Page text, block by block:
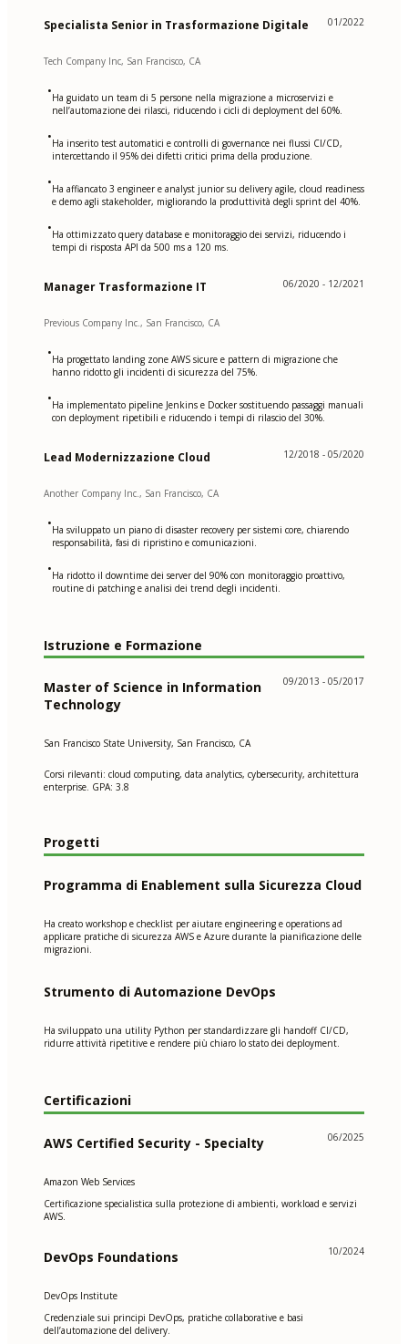
Specialista Senior in Trasformazione Digitale 01/2022
Tech Company Inc, San Francisco, CA
•Ha guidato un team di 5 persone nella migrazione a microservizi e
nell’automazione dei rilasci, riducendo i cicli di deployment del 60%.
•Ha inserito test automatici e controlli di governance nei flussi CI/CD,
intercettando il 95% dei difetti critici prima della produzione.
•Ha affiancato 3 engineer e analyst junior su delivery agile, cloud readiness
e demo agli stakeholder, migliorando la produttività degli sprint del 40%.
•Ha ottimizzato query database e monitoraggio dei servizi, riducendo i
tempi di risposta API da 500 ms a 120 ms.
Manager Trasformazione IT 06/2020 - 12/2021
Previous Company Inc., San Francisco, CA
•Ha progettato landing zone AWS sicure e pattern di migrazione che
hanno ridotto gli incidenti di sicurezza del 75%.
•Ha implementato pipeline Jenkins e Docker sostituendo passaggi manuali
con deployment ripetibili e riducendo i tempi di rilascio del 30%.
Lead Modernizzazione Cloud 12/2018 - 05/2020
Another Company Inc., San Francisco, CA
•Ha sviluppato un piano di disaster recovery per sistemi core, chiarendo
responsabilità, fasi di ripristino e comunicazioni.
•Ha ridotto il downtime dei server del 90% con monitoraggio proattivo,
routine di patching e analisi dei trend degli incidenti.
Istruzione e Formazione
Master of Science in Information
Technology
09/2013 - 05/2017
San Francisco State University, San Francisco, CA
Corsi rilevanti: cloud computing, data analytics, cybersecurity, architettura
enterprise. GPA: 3.8
Progetti
Programma di Enablement sulla Sicurezza Cloud
Ha creato workshop e checklist per aiutare engineering e operations ad
applicare pratiche di sicurezza AWS e Azure durante la pianificazione delle
migrazioni.
Strumento di Automazione DevOps
Ha sviluppato una utility Python per standardizzare gli handoff CI/CD,
ridurre attività ripetitive e rendere più chiaro lo stato dei deployment.
Certificazioni
AWS Certified Security - Specialty 06/2025
Amazon Web Services
Certificazione specialistica sulla protezione di ambienti, workload e servizi
AWS.
DevOps Foundations 10/2024
DevOps Institute
Credenziale sui principi DevOps, pratiche collaborative e basi
dell’automazione del delivery.